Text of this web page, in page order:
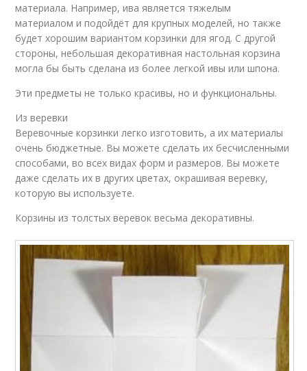
материала. Например, ива является тяжелым
материалом и подойдёт для крупных моделей, но также
будет хорошим вариантом корзинки для ягод. С другой
стороны, небольшая декоративная настольная корзина
могла бы быть сделана из более легкой ивы или шпона.
Эти предметы не только красивы, но и функциональны.
Из веревки
Веревочные корзинки легко изготовить, а их материалы
очень бюджетные. Вы можете сделать их бесчисленными
способами, во всех видах форм и размеров. Вы можете
даже сделать их в других цветах, окрашивая веревку,
которую вы используете.
Корзины из толстых веревок весьма декоративны.